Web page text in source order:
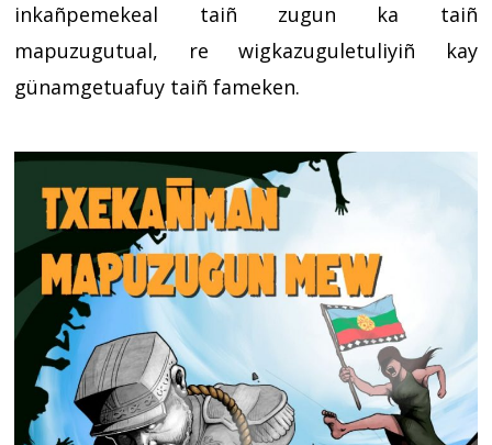
inkañpemekeal taiñ zugun ka taiñ
mapuzugutual, re wigkazuguletuliyiñ kay
günamgetuafuy taiñ fameken.